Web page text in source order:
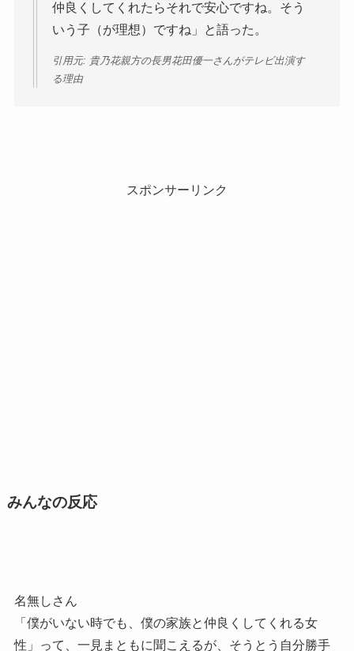
仲良くしてくれたらそれで安心ですね。そう
いう子（が理想）ですね」と語った。
引用元: 貴乃花親方の長男花田優一さんがテレビ出演す
る理由
スポンサーリンク
みんなの反応
名無しさん
「僕がいない時でも、僕の家族と仲良くしてくれる女
性」って、一見まともに聞こえるが、そうとう自分勝手